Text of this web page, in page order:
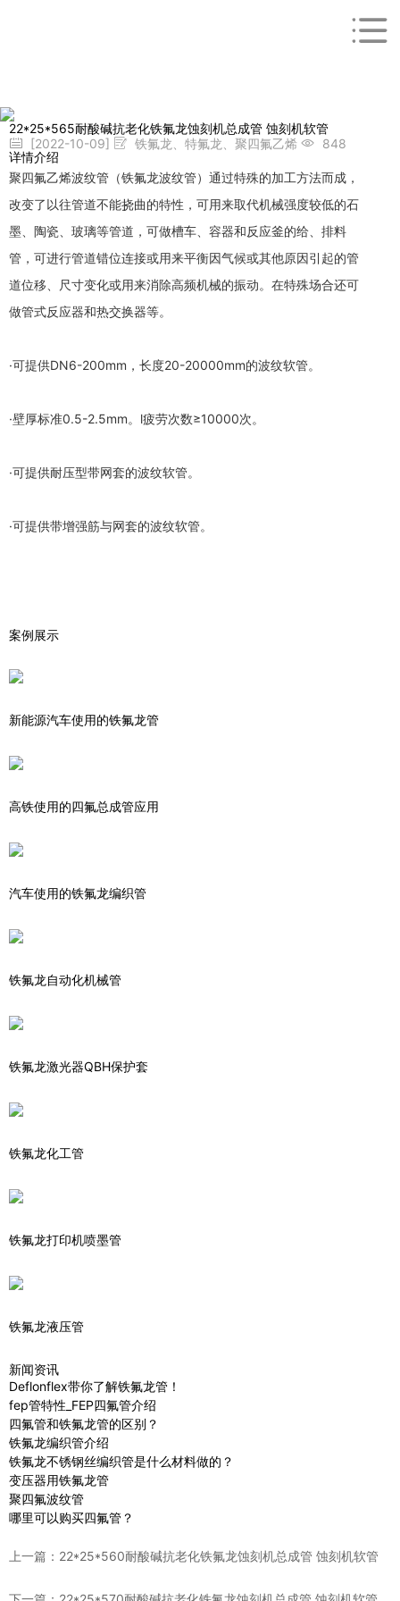
22*25*565耐酸碱抗老化铁氟龙蚀刻机总成管 蚀刻机软管
[2022-10-09]
铁氟龙、特氟龙、聚四氟乙烯
848
详情介绍
聚四氟乙烯波纹管（铁氟龙波纹管）通过特殊的加工方法而成，
改变了以往管道不能挠曲的特性，可用来取代机械强度较低的石
墨、陶瓷、玻璃等管道，可做槽车、容器和反应釜的给、排料
管，可进行管道错位连接或用来平衡因气候或其他原因引起的管
道位移、尺寸变化或用来消除高频机械的振动。在特殊场合还可
做管式反应器和热交换器等。
·可提供DN6-200mm，长度20-20000mm的波纹软管。
·壁厚标准0.5-2.5mm。l疲劳次数≥10000次。
·可提供耐压型带网套的波纹软管。
·可提供带增强筋与网套的波纹软管。
案例展示
新能源汽车使用的铁氟龙管
高铁使用的四氟总成管应用
汽车使用的铁氟龙编织管
铁氟龙自动化机械管
铁氟龙激光器QBH保护套
铁氟龙化工管
铁氟龙打印机喷墨管
铁氟龙液压管
新闻资讯
Deflonflex带你了解铁氟龙管！
fep管特性_FEP四氟管介绍
四氟管和铁氟龙管的区别？
铁氟龙编织管介绍
铁氟龙不锈钢丝编织管是什么材料做的？
变压器用铁氟龙管
聚四氟波纹管
哪里可以购买四氟管？
上一篇： 22*25*560耐酸碱抗老化铁氟龙蚀刻机总成管 蚀刻机软管